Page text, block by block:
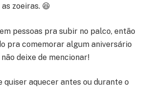
zoeiras. 😆
pessoas pra subir no palco, então
pra comemorar algum aniversário
deixe de mencionar!
quiser aquecer antes ou durante o